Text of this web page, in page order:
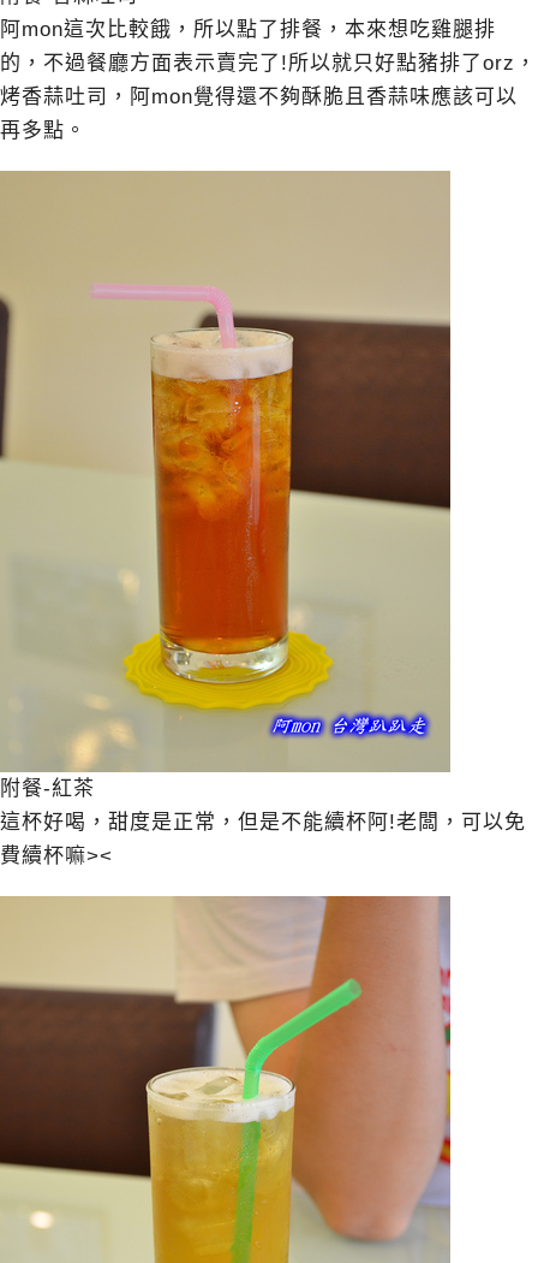
阿mon這次比較餓，所以點了排餐，本來想吃雞腿排
的，不過餐廳方面表示賣完了!所以就只好點豬排了orz，
烤香蒜吐司，阿mon覺得還不夠酥脆且香蒜味應該可以
再多點。
附餐-紅茶
這杯好喝，甜度是正常，但是不能續杯阿!老闆，可以免
費續杯嘛><